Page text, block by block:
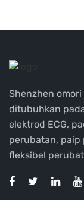
Shenzhen
ditubuhkan
elektrod ECG,
perubatan, paip
fleksibel